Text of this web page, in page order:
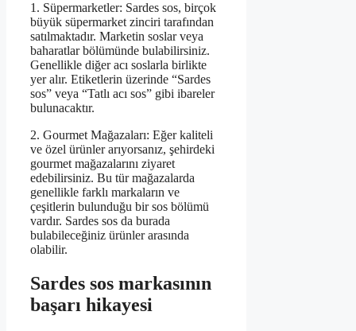
1. Süpermarketler: Sardes sos, birçok
büyük süpermarket zinciri tarafından
satılmaktadır. Marketin soslar veya
baharatlar bölümünde bulabilirsiniz.
Genellikle diğer acı soslarla birlikte
yer alır. Etiketlerin üzerinde “Sardes
sos” veya “Tatlı acı sos” gibi ibareler
bulunacaktır.
2. Gourmet Mağazaları: Eğer kaliteli
ve özel ürünler arıyorsanız, şehirdeki
gourmet mağazalarını ziyaret
edebilirsiniz. Bu tür mağazalarda
genellikle farklı markaların ve
çeşitlerin bulunduğu bir sos bölümü
vardır. Sardes sos da burada
bulabileceğiniz ürünler arasında
olabilir.
Sardes sos markasının
başarı hikayesi